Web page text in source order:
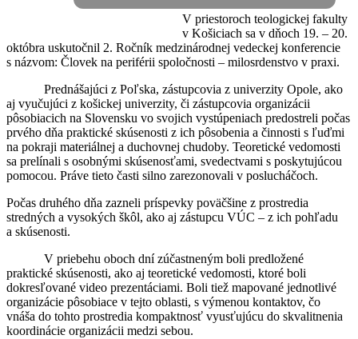
V priestoroch teologickej fakulty
v Košiciach sa v dňoch 19. – 20.
októbra uskutočnil 2. Ročník medzinárodnej vedeckej konferencie
s názvom: Človek na periférii spoločnosti – milosrdenstvo v praxi.
Prednášajúci z Poľska, zástupcovia z univerzity Opole, ako
aj vyučujúci z košickej univerzity, či zástupcovia organizácii
pôsobiacich na Slovensku vo svojich vystúpeniach predostreli počas
prvého dňa praktické skúsenosti z ich pôsobenia a činnosti s ľuďmi
na pokraji materiálnej a duchovnej chudoby. Teoretické vedomosti
sa prelínali s osobnými skúsenosťami, svedectvami s poskytujúcou
pomocou. Práve tieto časti silno zarezonovali v poslucháčoch.
Počas druhého dňa zazneli príspevky poväčšine z prostredia
stredných a vysokých škôl, ako aj zástupcu VÚC – z ich pohľadu
a skúsenosti.
V priebehu oboch dní zúčastneným boli predložené
praktické skúsenosti, ako aj teoretické vedomosti, ktoré boli
dokresľované video prezentáciami. Boli tiež mapované jednotlivé
organizácie pôsobiace v tejto oblasti, s výmenou kontaktov, čo
vnáša do tohto prostredia kompaktnosť vyusťujúcu do skvalitnenia
koordinácie organizácii medzi sebou.